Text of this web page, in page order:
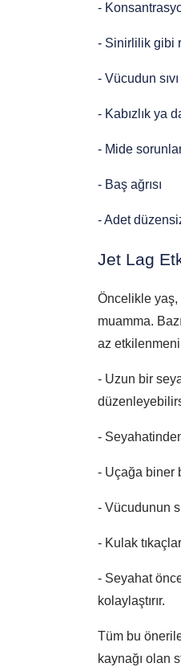
-
- Sinirlilik gibi
- Vücudun
- Kabızlık ya
- Mide
- Baş ağrısı
- Adet
Jet Lag
Öncelikle yaş,
muamma.
az
- Uzun bir
-
- Uçağa biner
- Vücudunun
- Kulak
- Seyahat
kolaylaştırır.
Tüm bu
kaynağı olan